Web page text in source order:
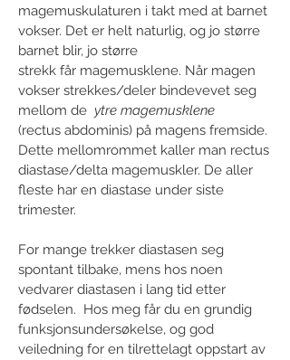
magemuskulaturen i takt med at barnet
vokser. Det er helt naturlig, og jo større
barnet blir, jo større
strekk får magemusklene. Når magen
vokser strekkes/deler bindevevet seg
mellom de ytre magemusklene
(rectus abdominis) på magens fremside.
Dette mellomrommet kaller man rectus
diastase/delta magemuskler. De aller
fleste har en diastase under siste
trimester.
For mange trekker diastasen seg
spontant tilbake, mens hos noen
vedvarer diastasen i lang tid etter
fødselen. Hos meg får du en grundig
funksjonsundersøkelse, og god
veiledning for en tilrettelagt oppstart av